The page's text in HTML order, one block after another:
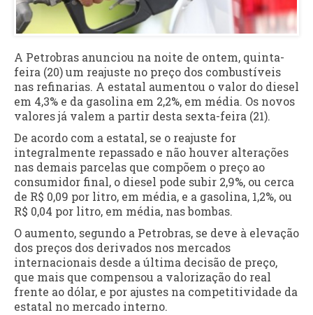
A Petrobras anunciou na noite de ontem, quinta-
feira (20) um reajuste no preço dos combustíveis
nas refinarias. A estatal aumentou o valor do diesel
em 4,3% e da gasolina em 2,2%, em média. Os novos
valores já valem a partir desta sexta-feira (21).
De acordo com a estatal, se o reajuste for
integralmente repassado e não houver alterações
nas demais parcelas que compõem o preço ao
consumidor final, o diesel pode subir 2,9%, ou cerca
de R$ 0,09 por litro, em média, e a gasolina, 1,2%, ou
R$ 0,04 por litro, em média, nas bombas.
O aumento, segundo a Petrobras, se deve à elevação
dos preços dos derivados nos mercados
internacionais desde a última decisão de preço,
que mais que compensou a valorização do real
frente ao dólar, e por ajustes na competitividade da
estatal no mercado interno.